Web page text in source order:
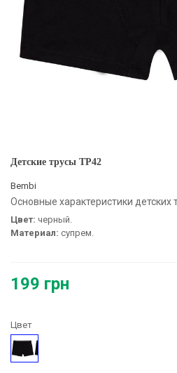
Детские трусы ТР42
Bembi
Основные характеристики детских
Цвет: черный.
Материал: супрем.
199 грн
Цвет
Черный